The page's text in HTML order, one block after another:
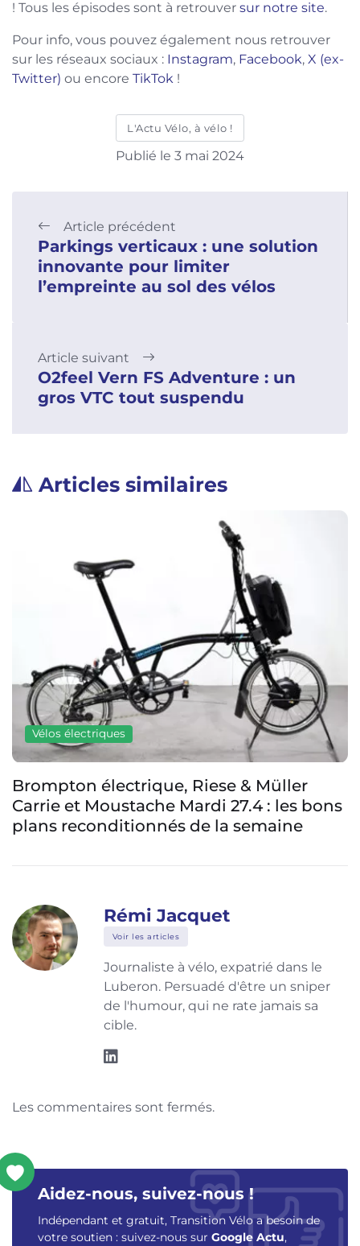
! Tous les épisodes sont à retrouver sur notre site.
Pour info, vous pouvez également nous retrouver
sur les réseaux sociaux : Instagram, Facebook, X (ex-
Twitter) ou encore TikTok !
L'Actu Vélo, à vélo !
Publié le 3 mai 2024
Article précédent
Parkings verticaux : une solution
innovante pour limiter
l’empreinte au sol des vélos
Article suivant
O2feel Vern FS Adventure : un
gros VTC tout suspendu
Articles similaires
Vélos électriques
Brompton électrique, Riese & Müller
Carrie et Moustache Mardi 27.4 : les bons
plans reconditionnés de la semaine
Rémi Jacquet
Voir les articles
Journaliste à vélo, expatrié dans le
Luberon. Persuadé d'être un sniper
de l'humour, qui ne rate jamais sa
cible.
Les commentaires sont fermés.
Aidez-nous, suivez-nous !
Indépendant et gratuit, Transition Vélo a besoin de
votre soutien : suivez-nous sur Google Actu,